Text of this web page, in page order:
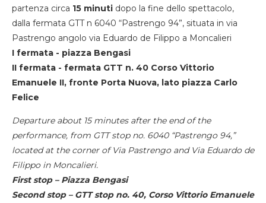
partenza circa 15 minuti dopo la fine dello spettacolo,
dalla fermata GTT n 6040 “Pastrengo 94”, situata in via
Pastrengo angolo via Eduardo de Filippo a Moncalieri
I fermata - piazza Bengasi
II fermata - fermata GTT n. 40 Corso Vittorio
Emanuele II, fronte Porta Nuova, lato piazza Carlo
Felice
Departure about 15 minutes after the end of the
performance, from GTT stop no. 6040 “Pastrengo 94,”
located at the corner of Via Pastrengo and Via Eduardo de
Filippo in Moncalieri.
First stop – Piazza Bengasi
Second stop – GTT stop no. 40, Corso Vittorio Emanuele